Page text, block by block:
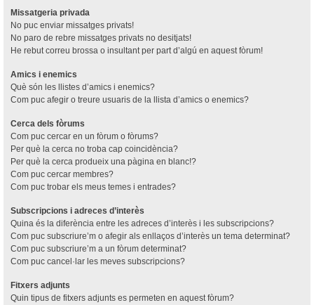
Missatgeria privada
No puc enviar missatges privats!
No paro de rebre missatges privats no desitjats!
He rebut correu brossa o insultant per part d’algú en aquest fòrum!
Amics i enemics
Què són les llistes d’amics i enemics?
Com puc afegir o treure usuaris de la llista d’amics o enemics?
Cerca dels fòrums
Com puc cercar en un fòrum o fòrums?
Per què la cerca no troba cap coincidència?
Per què la cerca produeix una pàgina en blanc!?
Com puc cercar membres?
Com puc trobar els meus temes i entrades?
Subscripcions i adreces d’interès
Quina és la diferència entre les adreces d’interès i les subscripcions?
Com puc subscriure’m o afegir als enllaços d’interès un tema determinat?
Com puc subscriure’m a un fòrum determinat?
Com puc cancel·lar les meves subscripcions?
Fitxers adjunts
Quin tipus de fitxers adjunts es permeten en aquest fòrum?